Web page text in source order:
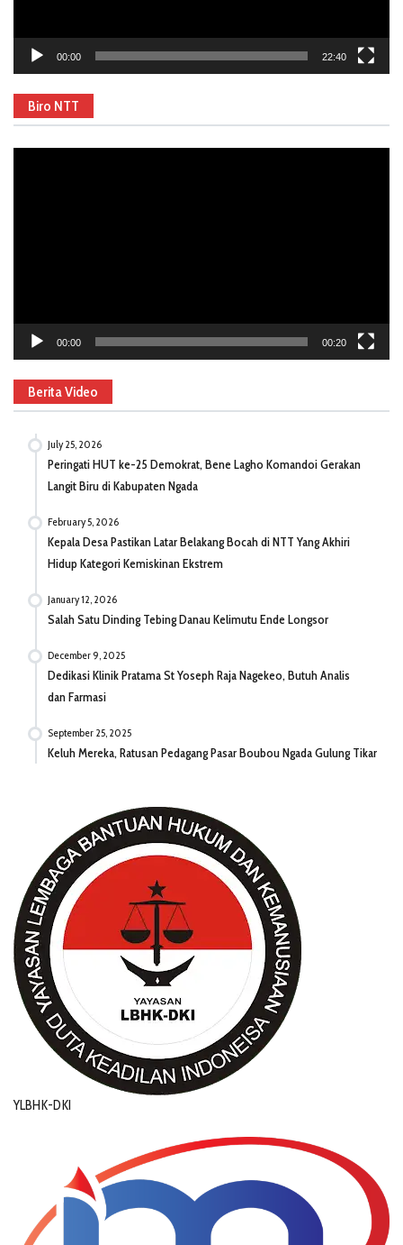
00:00 22:40
Biro NTT
00:00 00:20
Berita Video
July 25, 2026
Peringati HUT ke-25 Demokrat, Bene Lagho Komandoi Gerakan
Langit Biru di Kabupaten Ngada
February 5, 2026
Kepala Desa Pastikan Latar Belakang Bocah di NTT Yang Akhiri
Hidup Kategori Kemiskinan Ekstrem
January 12, 2026
Salah Satu Dinding Tebing Danau Kelimutu Ende Longsor
December 9, 2025
Dedikasi Klinik Pratama St Yoseph Raja Nagekeo, Butuh Analis
dan Farmasi
September 25, 2025
Keluh Mereka, Ratusan Pedagang Pasar Boubou Ngada Gulung Tikar
YLBHK-DKI